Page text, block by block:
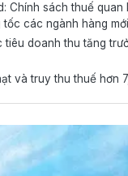
Chính sách thuế quan
các ngành hàng mới
tiêu doanh thu tăng
và truy thu thuế hơn